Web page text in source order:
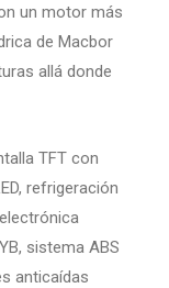
un motor más
de Macbor
allá donde
TFT con
refrigeración
sistema ABS
anticaídas